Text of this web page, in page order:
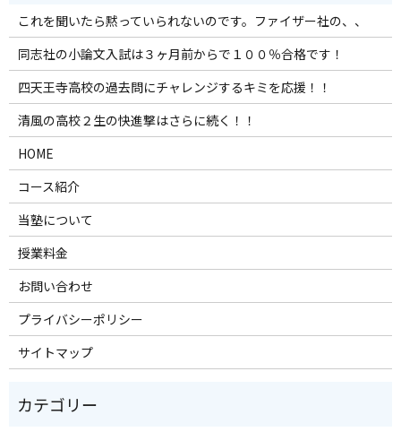
これを聞いたら黙っていられないのです。ファイザー社の、、
同志社の小論文入試は３ヶ月前からで１００％合格です！
四天王寺高校の過去問にチャレンジするキミを応援！！
清風の高校２生の快進撃はさらに続く！！
HOME
コース紹介
当塾について
授業料金
お問い合わせ
プライバシーポリシー
サイトマップ